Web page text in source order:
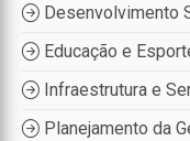
Desenvolvimento
Educação e
Infraestrutura e
Planejamento da